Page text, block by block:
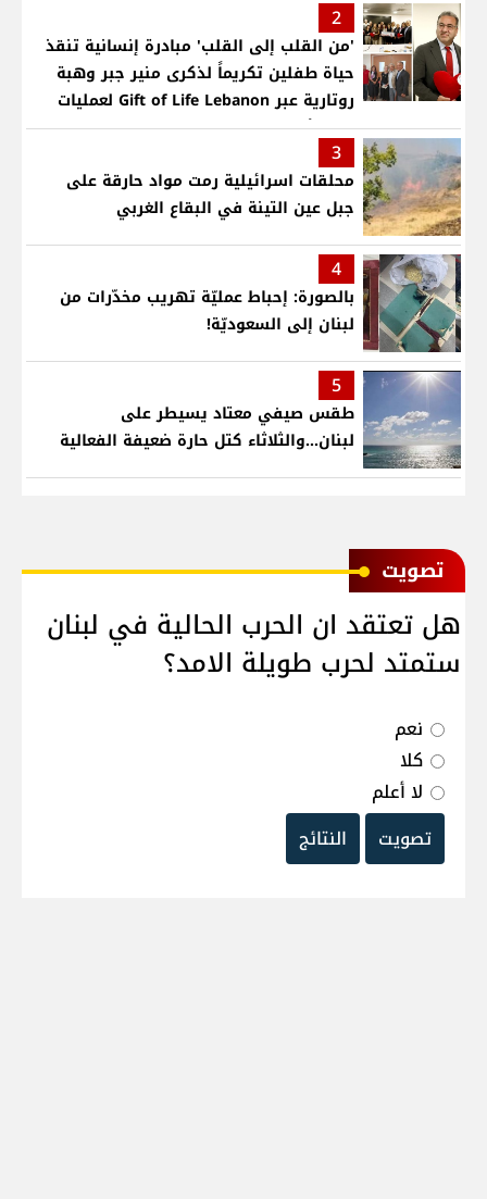
2
'من القلب إلى القلب' مبادرة إنسانية تنقذ
حياة طفلين تكريماً لذكرى منير جبر وهبة
روتارية عبر Gift of Life Lebanon لعمليات
قلب لأطفال في مستشفى حمود الجامعي
3
محلقات اسرائيلية رمت مواد حارقة على
جبل عين التينة في البقاع الغربي
4
بالصورة: إحباط عمليّة تهريب مخدّرات من
لبنان إلى السعوديّة!
5
طقس صيفي معتاد يسيطر على
لبنان...والثلاثاء كتل حارة ضعيفة الفعالية
ﺗﺼﻮﻳﺖ
هل تعتقد ان الحرب الحالية في لبنان
ستمتد لحرب طويلة الامد؟
نعم
كلا
لا أعلم
تصويت
النتائج